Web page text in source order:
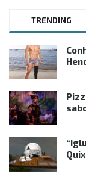
TRENDING